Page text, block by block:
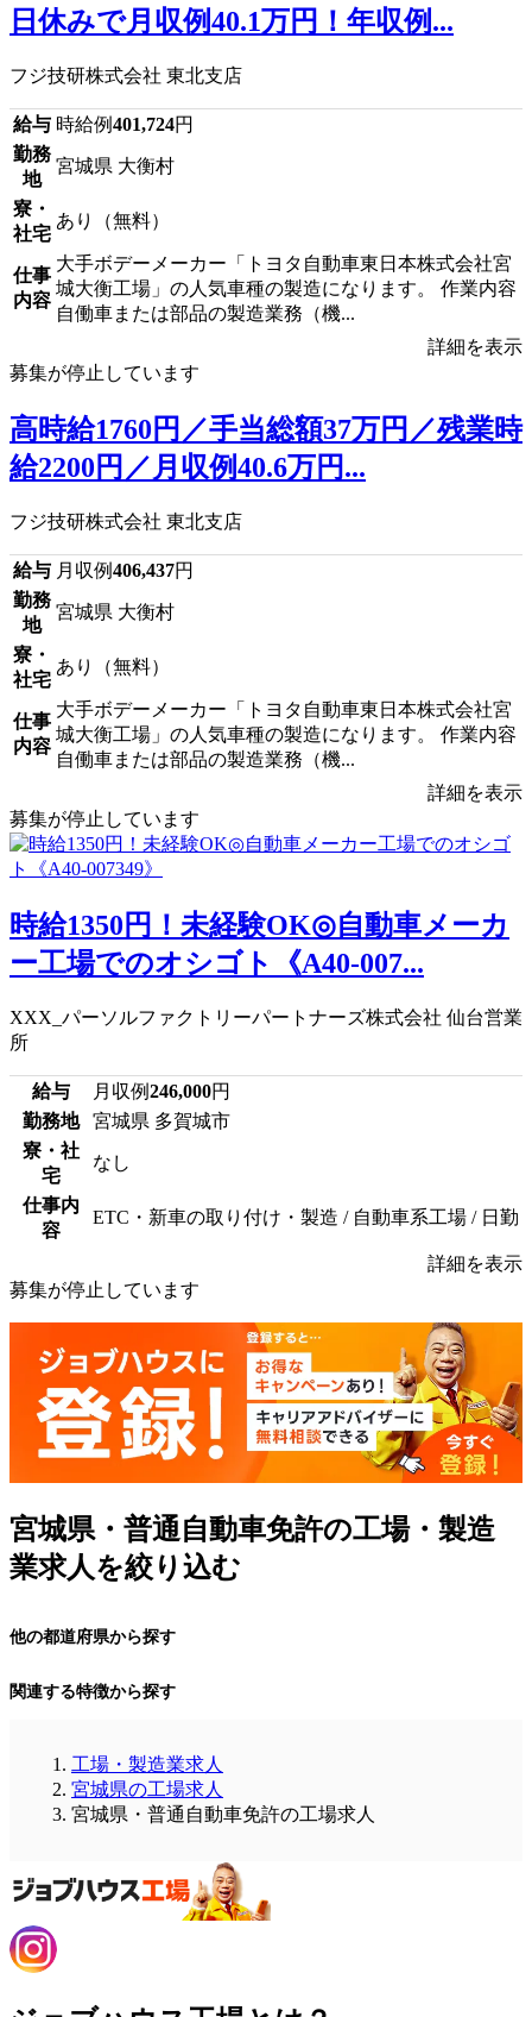
日休みで月収例40.1万円！年収例...
フジ技研株式会社 東北支店
給与 時給例401,724円
勤務
地
宮城県 大衡村
寮・
社宅
あり（無料）
仕事
内容
大手ボデーメーカー「トヨタ自動車東日本株式会社宮
城大衡工場」の人気車種の製造になります。 作業内容
自働車または部品の製造業務（機...
詳細を表示
募集が停止しています
高時給1760円／手当総額37万円／残業時
給2200円／月収例40.6万円...
フジ技研株式会社 東北支店
給与 月収例406,437円
勤務
地
宮城県 大衡村
寮・
社宅
あり（無料）
仕事
内容
大手ボデーメーカー「トヨタ自動車東日本株式会社宮
城大衡工場」の人気車種の製造になります。 作業内容
自働車または部品の製造業務（機...
詳細を表示
募集が停止しています
時給1350円！未経験OK◎自動車メーカ
ー工場でのオシゴト《A40-007...
XXX_パーソルファクトリーパートナーズ株式会社 仙台営業
所
給与 月収例246,000円
勤務地
宮城県 多賀城市
寮・社
宅
なし
仕事内
容
ETC・新車の取り付け・製造 / 自動車系工場 / 日勤
詳細を表示
募集が停止しています
宮城県・普通自動車免許の工場・製造
業求人を絞り込む
他の都道府県から探す
関連する特徴から探す
工場・製造業求人
宮城県の工場求人
宮城県・普通自動車免許の工場求人